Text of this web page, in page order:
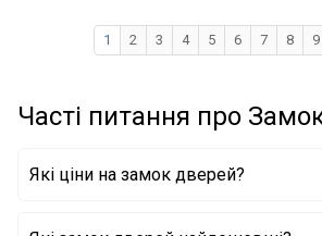
1 2 3 4 5 6 7 8 9
Часті питання про
Які ціни на замок дверей?